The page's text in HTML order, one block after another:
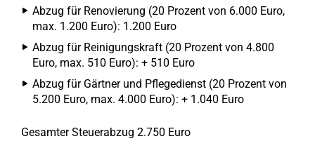
Abzug für Renovierung (20 Prozent von 6.000 Euro,
max. 1.200 Euro): 1.200 Euro
Abzug für Reinigungskraft (20 Prozent von 4.800
Euro, max. 510 Euro): + 510 Euro
Abzug für Gärtner und Pflegedienst (20 Prozent von
5.200 Euro, max. 4.000 Euro): + 1.040 Euro
Gesamter Steuerabzug 2.750 Euro